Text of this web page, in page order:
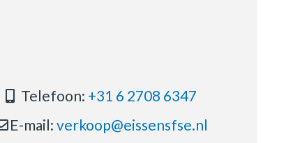
Telefoon: +31 6 2708 6347
E-mail:verkoop@eissensfse.nl